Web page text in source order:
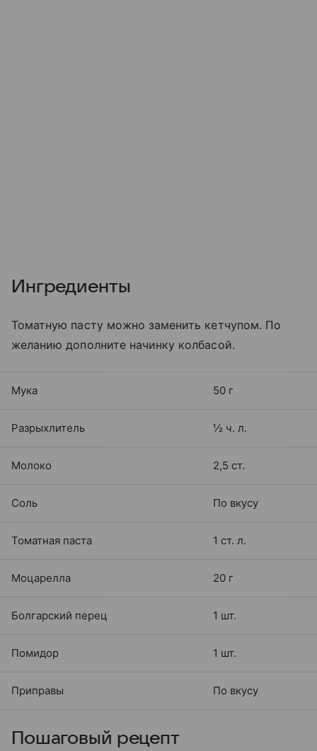
Ингредиенты
Томатную пасту можно заменить кетчупом. По
желанию дополните начинку колбасой.
Мука 50 г
Разрыхлитель ½ ч. л.
Молоко 2,5 ст.
Соль По вкусу
Томатная паста 1 ст. л.
Моцарелла 20 г
Болгарский перец 1 шт.
Помидор 1 шт.
Приправы По вкусу
Пошаговый рецепт